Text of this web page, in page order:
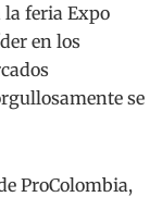
la feria Expo
en los
se
ProColombia,